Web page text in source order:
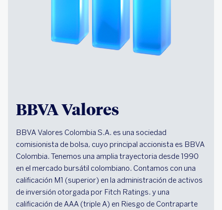
BBVA Valores
BBVA Valores Colombia S.A. es una sociedad
comisionista de bolsa, cuyo principal accionista es BBVA
Colombia. Tenemos una amplia trayectoria desde 1990
en el mercado bursátil colombiano. Contamos con una
calificación M1 (superior) en la administración de activos
de inversión otorgada por Fitch Ratings. y una
calificación de AAA (triple A) en Riesgo de Contraparte